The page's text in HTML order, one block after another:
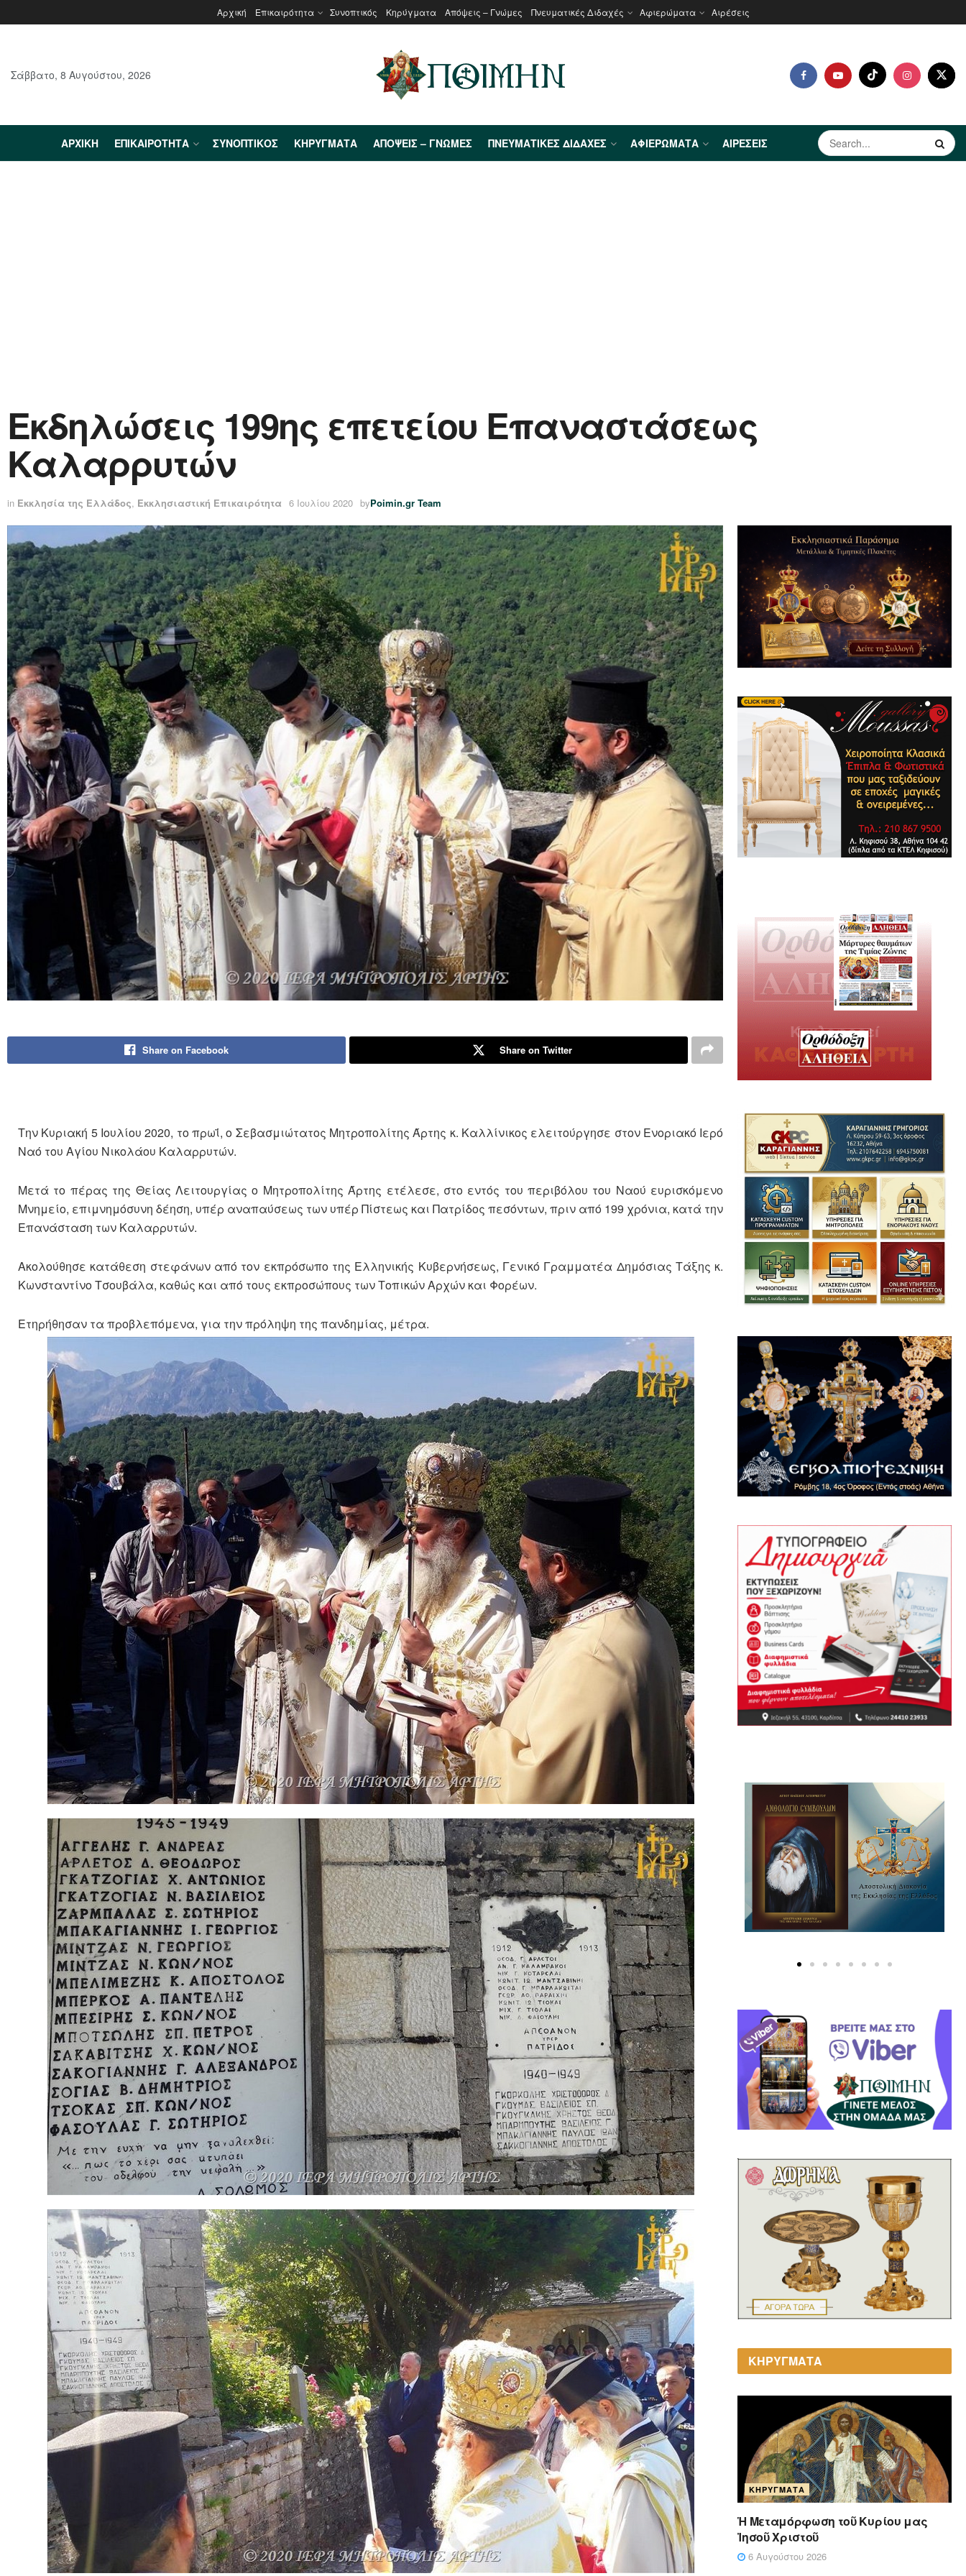
Αρχική Επικαιρότητα Συνοπτικός Κηρύγματα Απόψεις – Γνώμες Πνευματικές Διδαχές Αφιερώματα Αιρέσεις
Σάββατο, 8 Αυγούστου, 2026
ΑΡΧΙΚΉ ΕΠΙΚΑΙΡΌΤΗΤΑ ΣΥΝΟΠΤΙΚΌΣ ΚΗΡΎΓΜΑΤΑ ΑΠΌΨΕΙΣ – ΓΝΏΜΕΣ ΠΝΕΥΜΑΤΙΚΈΣ ΔΙΔΑΧΈΣ ΑΦΙΕΡΏΜΑΤΑ ΑΙΡΈΣΕΙΣ
Εκδηλώσεις 199ης επετείου Επαναστάσεως
Καλαρρυτών
in Εκκλησία της Ελλάδος, Εκκλησιαστική Επικαιρότητα 6 Ιουλίου 2020 byPoimin.gr Team
Share on Facebook Share on Twitter
Την Κυριακή 5 Ιουλίου 2020, το πρωΐ, ο Σεβασμιώτατος Μητροπολίτης Άρτης κ. Καλλίνικος ελειτούργησε στον Ενοριακό Ιερό
Ναό του Αγίου Νικολάου Καλαρρυτών.
Μετά το πέρας της Θείας Λειτουργίας ο Μητροπολίτης Άρτης ετέλεσε, στο εντός του περιβόλου του Ναού ευρισκόμενο
Μνημείο, επιμνημόσυνη δέηση, υπέρ αναπαύσεως των υπέρ Πίστεως και Πατρίδος πεσόντων, πριν από 199 χρόνια, κατά την
Επανάσταση των Καλαρρυτών.
Ακολούθησε κατάθεση στεφάνων από τον εκπρόσωπο της Ελληνικής Κυβερνήσεως, Γενικό Γραμματέα Δημόσιας Τάξης κ.
Κωνσταντίνο Τσουβάλα, καθώς και από τους εκπροσώπους των Τοπικών Αρχών και Φορέων.
Ετηρήθησαν τα προβλεπόμενα, για την πρόληψη της πανδημίας, μέτρα.
ΚΗΡΥΓΜΑΤΑ
ΚΗΡΎΓΜΑΤΑ
Ἡ Μεταμόρφωση τοῦ Κυρίου μας
Ἰησοῦ Χριστοῦ
6 Αυγούστου 2026